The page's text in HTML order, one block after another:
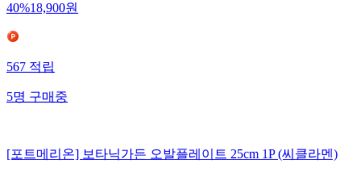
40%18,900원
567 적립
5명 구매중
[포트메리온] 보타닉가든 오발플레이트 25cm 1P (씨클라멘)